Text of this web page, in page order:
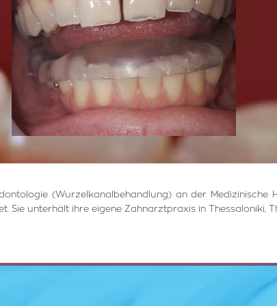
(Wurzelkanalbehandlung) an der Medizinische
Sie unterhält ihre eigene Zahnarztpraxis in Thessaloniki,